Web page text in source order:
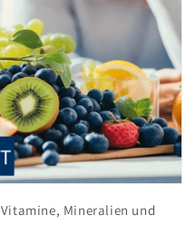
Mineralien und